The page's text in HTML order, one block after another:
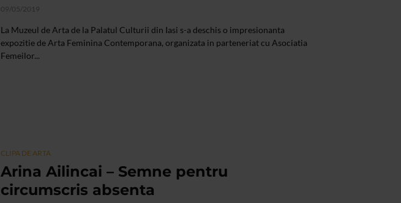
09/05/2019
La Muzeul de Arta de la Palatul Culturii din Iasi s-a deschis o impresionanta
expozitie de Arta Feminina Contemporana, organizata in parteneriat cu Asociatia
Femeilor...
CLIPA DE ARTA
Arina Ailincai – Semne pentru
circumscris absenta